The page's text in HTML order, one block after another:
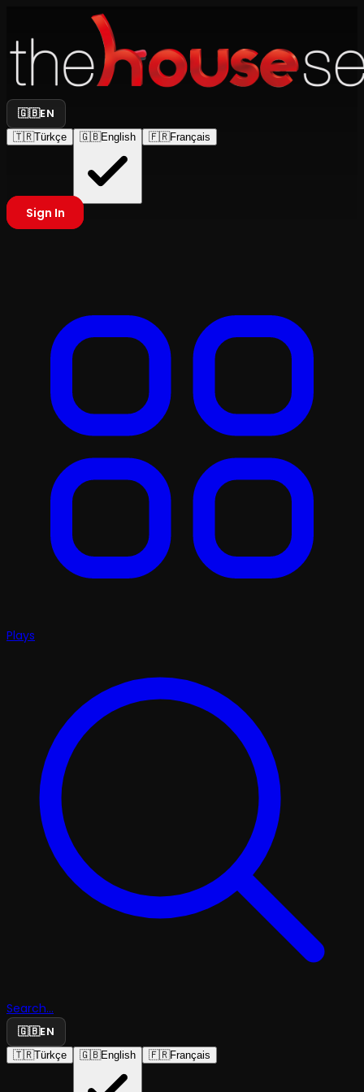
🇬🇧EN
🇹🇷Türkçe 🇬🇧English 🇫🇷Français
Sign In
Plays
Search...
🇬🇧EN
🇹🇷Türkçe 🇬🇧English 🇫🇷Français